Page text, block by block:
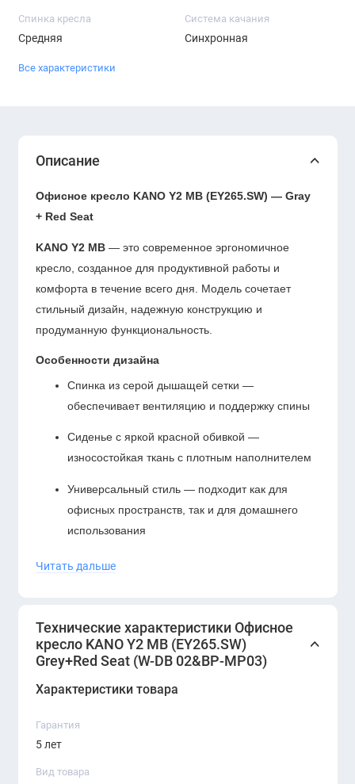
Спинка кресла
Средняя
Система качания
Синхронная
Все характеристики
Описание
Офисное кресло KANO Y2 MB (EY265.SW) — Gray
+ Red Seat
KANO Y2 MB — это современное эргономичное
кресло, созданное для продуктивной работы и
комфорта в течение всего дня. Модель сочетает
стильный дизайн, надежную конструкцию и
продуманную функциональность.
Особенности дизайна
Спинка из серой дышащей сетки —
обеспечивает вентиляцию и поддержку спины
Сиденье с яркой красной обивкой —
износостойкая ткань с плотным наполнителем
Универсальный стиль — подходит как для
офисных пространств, так и для домашнего
использования
Функциональность и комфорт
Регулировка высоты сиденья— с помощью
надёжного газлифта
Регулируемые подлокотники
Читать дальше
Технические характеристики Офисное
кресло KANO Y2 MB (EY265.SW)
Grey+Red Seat (W-DB 02&BP-MP03)
Характеристики товара
Гарантия
5 лет
Вид товара